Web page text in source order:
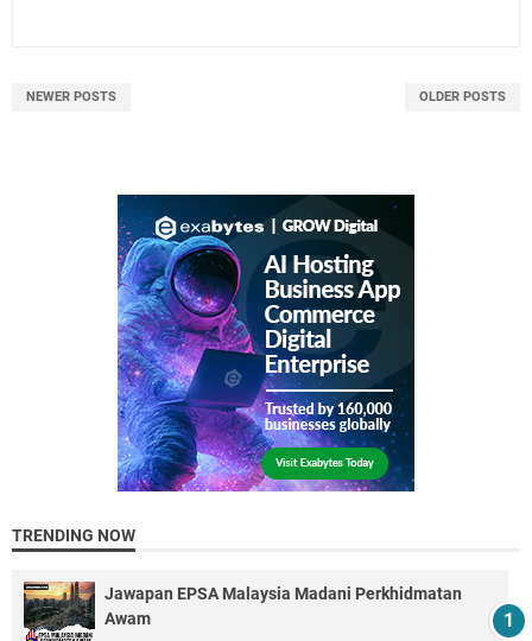
NEWER POSTS OLDER POSTS
TRENDING NOW
Jawapan EPSA Malaysia Madani Perkhidmatan
Awam